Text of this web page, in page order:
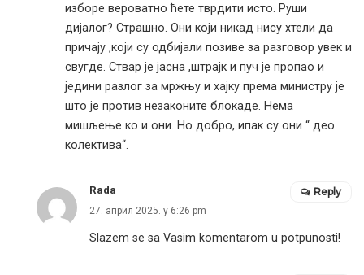
изборе вероватно ћете тврдити исто. Руши
дијалог? Страшно. Они који никад нису хтели да
причају ,који су одбијали позиве за разговор увек и
свугде. Ствар је јасна ,штрајк и пуч је пропао и
једини разлог за мржњу и хајку према министру је
што је против незаконите блокаде. Нема
мишљење ко и они. Но добро, ипак су они “ део
колектива“.
Rada
27. април 2025. у 6:26 pm
Slazem se sa Vasim komentarom u potpunosti!
Reply